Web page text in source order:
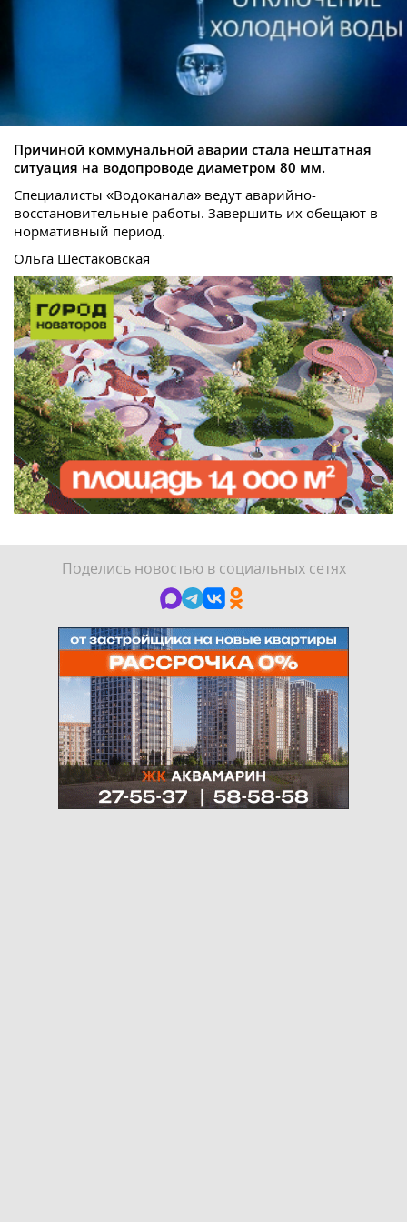
Причиной коммунальной аварии стала нештатная
ситуация на водопроводе диаметром 80 мм.
Специалисты «Водоканала» ведут аварийно-
восстановительные работы. Завершить их обещают в
нормативный период.
Ольга Шестаковская
Поделись новостью в социальных сетях